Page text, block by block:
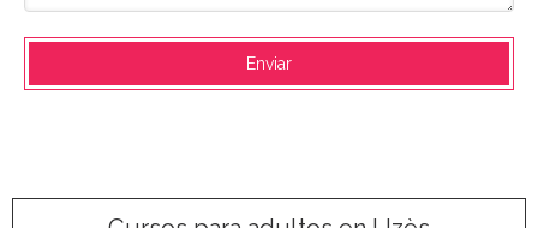
Enviar